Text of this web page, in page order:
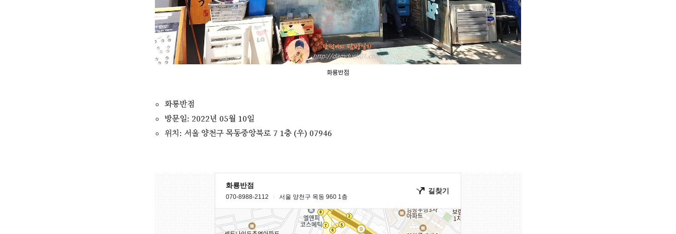
화룡반점
화룡반점
방문일: 2022년 05월 10일
위치: 서울 양천구 목동중앙북로 7 1층 (우) 07946